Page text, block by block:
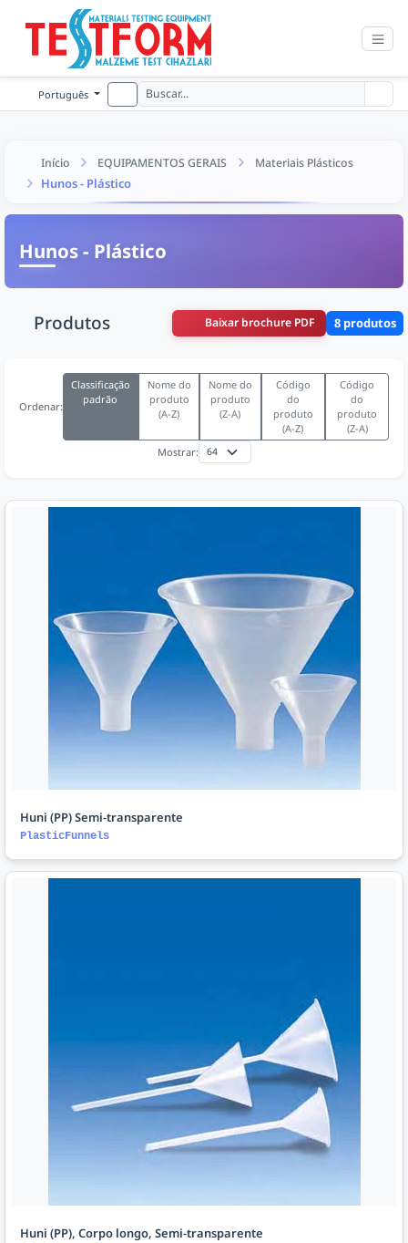
Português
Início EQUIPAMENTOS GERAIS Materiais Plásticos
Hunos - Plástico
Hunos - Plástico
Produtos Baixar brochure PDF 8 produtos
Ordenar:
Classificação
padrão
Nome do
produto
(A-Z)
Nome do
produto
(Z-A)
Código
do
produto
(A-Z)
Código
do
produto
(Z-A)
Mostrar:
Huni (PP) Semi-transparente
PlasticFunnels
Huni (PP), Corpo longo, Semi-transparente